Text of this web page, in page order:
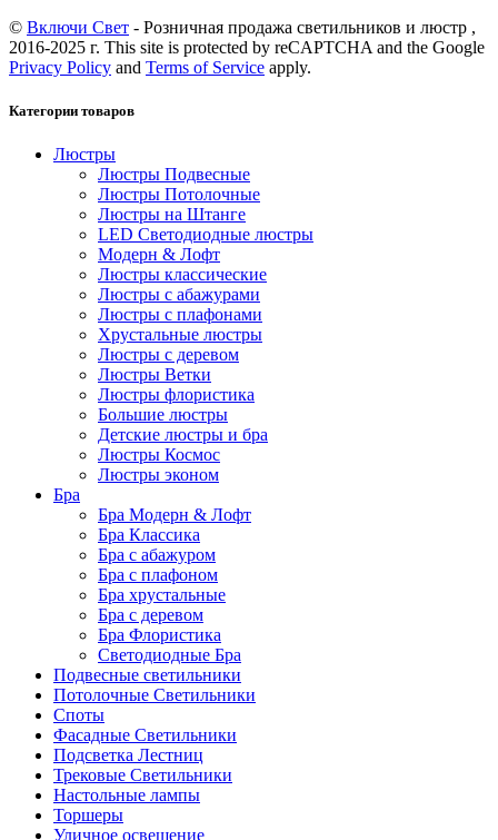
© Включи Свет - Розничная продажа светильников и люстр ,
2016-2025 г. This site is protected by reCAPTCHA and the Google
Privacy Policy and Terms of Service apply.
Категории товаров
Люстры
Люстры Подвесные
Люстры Потолочные
Люстры на Штанге
LED Светодиодные люстры
Модерн & Лофт
Люстры классические
Люстры с абажурами
Люстры с плафонами
Хрустальные люстры
Люстры с деревом
Люстры Ветки
Люстры флористика
Большие люстры
Детские люстры и бра
Люстры Космос
Люстры эконом
Бра
Бра Модерн & Лофт
Бра Классика
Бра с абажуром
Бра с плафоном
Бра хрустальные
Бра с деревом
Бра Флористика
Светодиодные Бра
Подвесные светильники
Потолочные Светильники
Споты
Фасадные Светильники
Подсветка Лестниц
Трековые Светильники
Настольные лампы
Торшеры
Уличное освещение